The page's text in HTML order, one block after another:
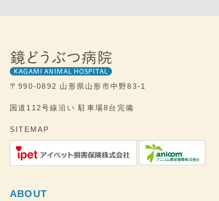
〒990-0892 山形県山形市中野83-1
国道112号線沿い 駐車場8台完備
SITEMAP
ABOUT